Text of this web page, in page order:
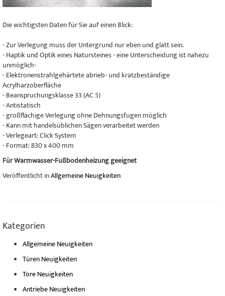
Die wichtigsten Daten für Sie auf einen Blick:
- Zur Verlegung muss der Untergrund nur eben und glatt sein.
- Haptik und Optik eines Natursteines - eine Unterscheidung ist nahezu
unmöglich-
- Elektronenstrahlgehärtete abrieb- und kratzbeständige
Acrylharzoberfläche
- Beanspruchungsklasse 33 (AC 5)
- Antistatisch
- großflächige Verlegung ohne Dehnungsfugen möglich
- Kann mit handelsüblichen Sägen verarbeitet werden
- Verlegeart: Click System
- Format: 830 x 400 mm
Für Warmwasser-Fußbodenheizung geeignet
Veröffentlicht inAllgemeine Neuigkeiten
Kategorien
Allgemeine Neuigkeiten
Türen Neuigkeiten
Tore Neuigkeiten
Antriebe Neuigkeiten